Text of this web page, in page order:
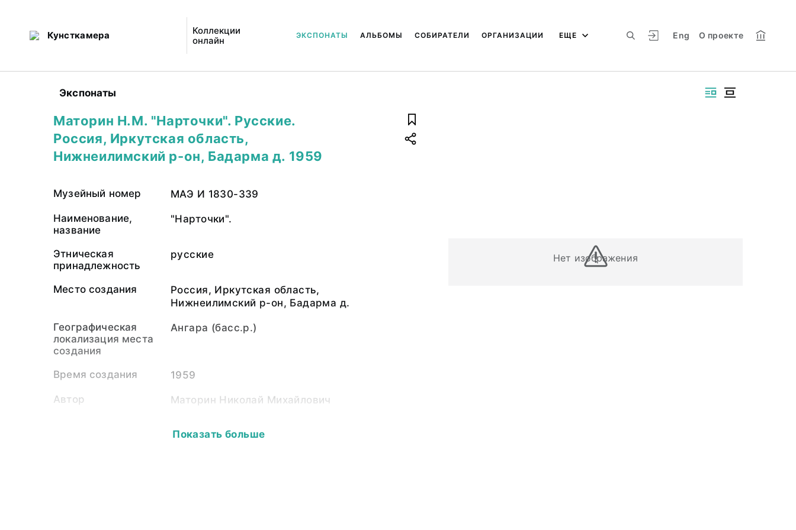
Кунсткамера
Коллекции
онлайн
Eng О проекте
ЭКСПОНАТЫ АЛЬБОМЫ СОБИРАТЕЛИ ОРГАНИЗАЦИИ ЕЩЕ
Экспонаты
Нет изображения
Маторин Н.М. "Нарточки". Русские.
Россия, Иркутская область,
Нижнеилимский р-он, Бадарма д. 1959
Музейный номер МАЭ И 1830-339
Наименование,
название
"Нарточки".
Этническая
принадлежность
русские
Место создания
Россия, Иркутская область,
Нижнеилимский р-он, Бадарма д.
Географическая
локализация места
создания
Ангара (басс.р.)
Время создания 1959
Автор Маторин Николай Михайлович
экспедиции Института Этнографии АН
Показать больше